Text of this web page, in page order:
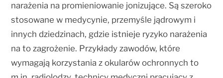
narażenia na promieniowanie jonizujące. Są szeroko
stosowane w medycynie, przemyśle jądrowym i
innych dziedzinach, gdzie istnieje ryzyko narażenia
na to zagrożenie. Przykłady zawodów, które
wymagają korzystania z okularów ochronnych to